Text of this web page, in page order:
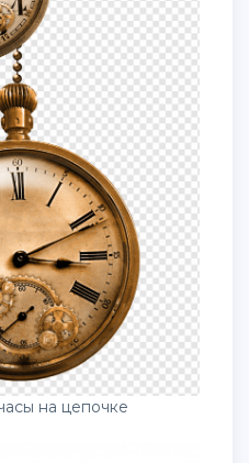
на цепочке